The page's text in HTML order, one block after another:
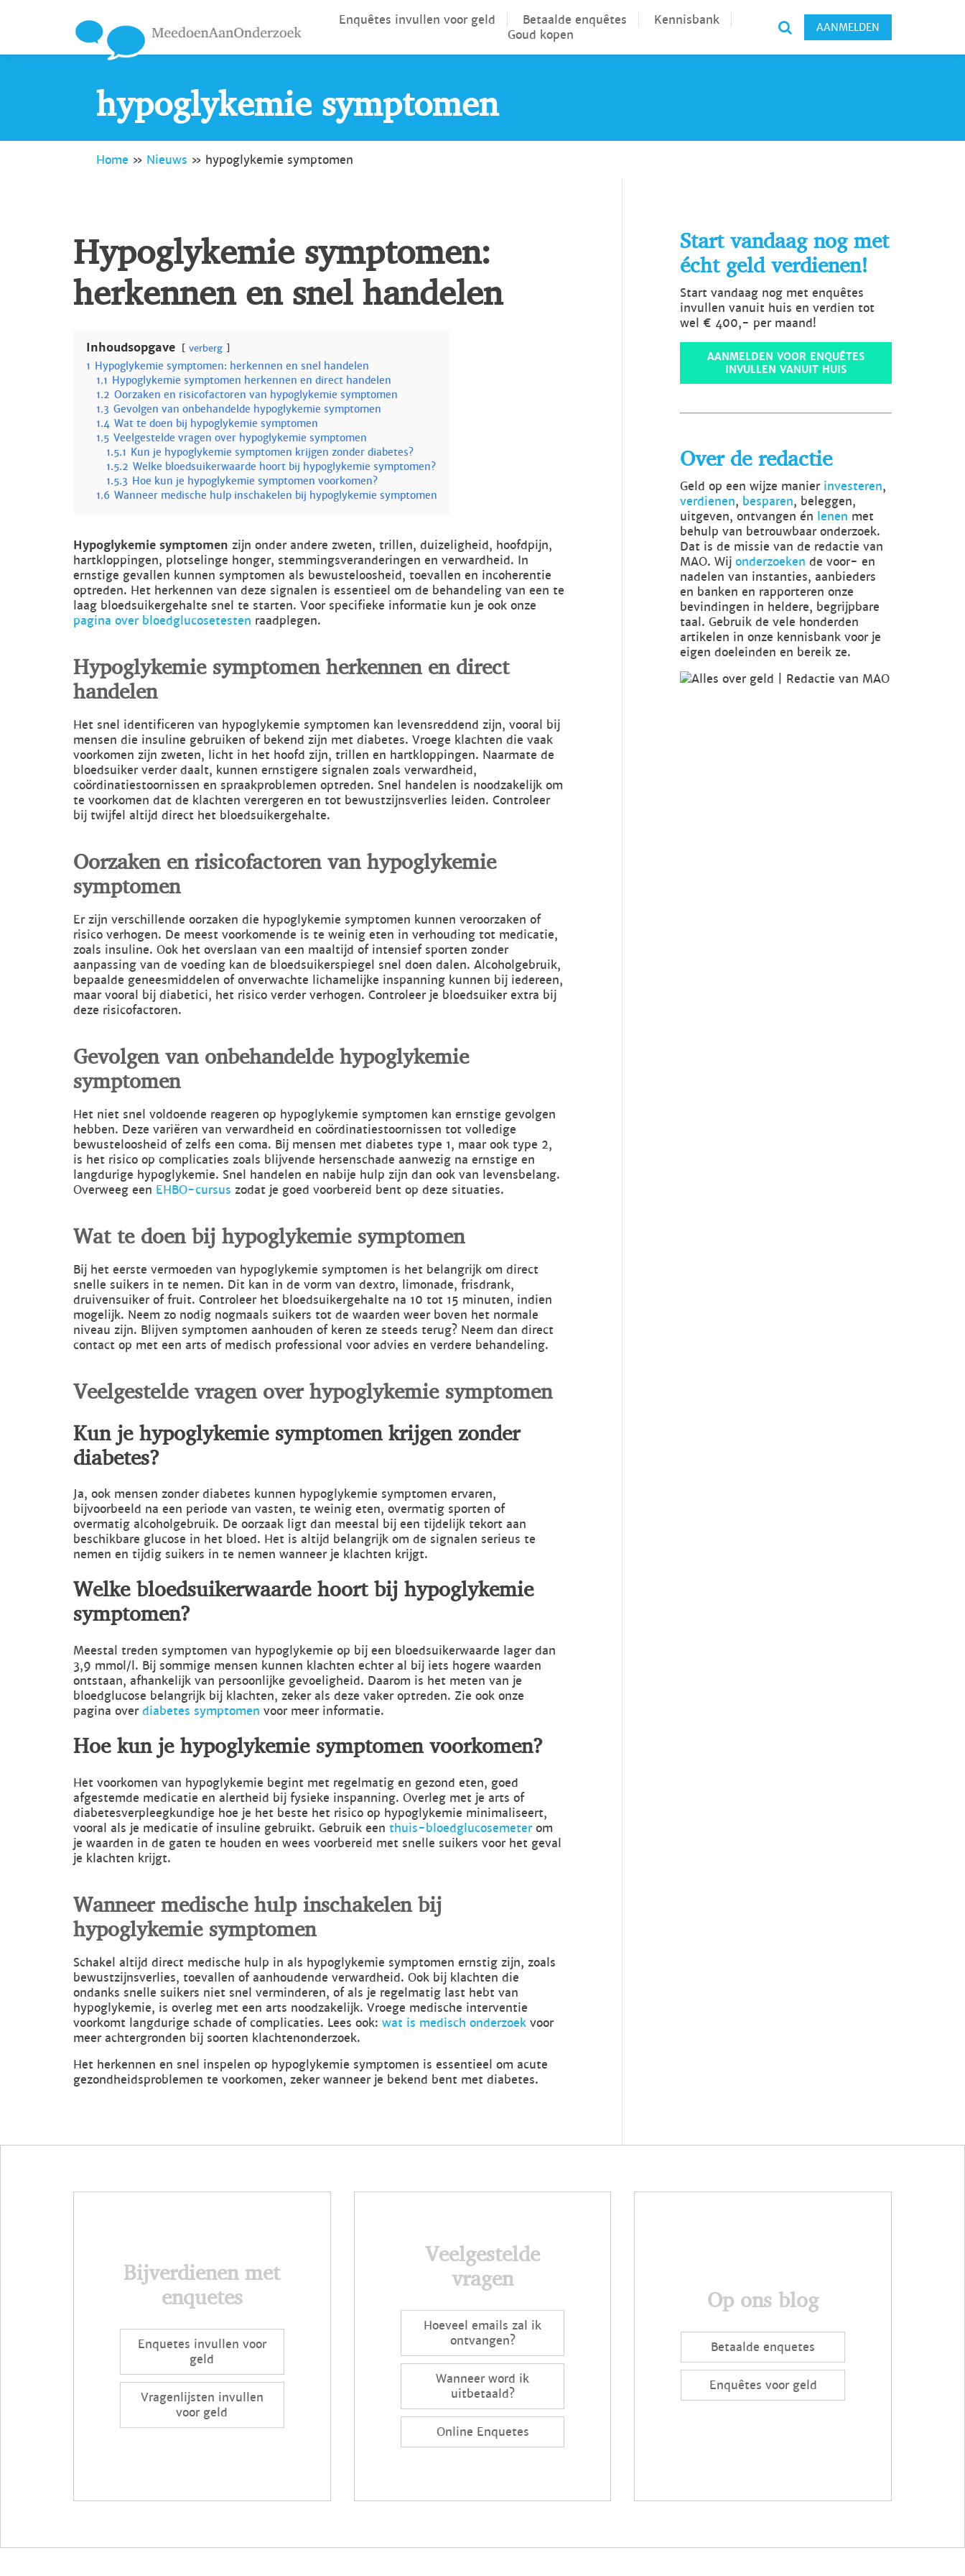
Enquêtes invullen voor geld Betaalde enquêtes
Kennisbank
Goud kopen
AANMELDEN
hypoglykemie symptomen
Home » Nieuws » hypoglykemie symptomen
Hypoglykemie symptomen:
herkennen en snel handelen
Inhoudsopgave verberg
1 Hypoglykemie symptomen: herkennen en snel handelen
1.1 Hypoglykemie symptomen herkennen en direct handelen
1.2 Oorzaken en risicofactoren van hypoglykemie symptomen
1.3 Gevolgen van onbehandelde hypoglykemie symptomen
1.4 Wat te doen bij hypoglykemie symptomen
1.5 Veelgestelde vragen over hypoglykemie symptomen
1.5.1 Kun je hypoglykemie symptomen krijgen zonder diabetes?
1.5.2 Welke bloedsuikerwaarde hoort bij hypoglykemie symptomen?
1.5.3 Hoe kun je hypoglykemie symptomen voorkomen?
1.6 Wanneer medische hulp inschakelen bij hypoglykemie symptomen
Hypoglykemie symptomen zijn onder andere zweten, trillen, duizeligheid, hoofdpijn,
hartkloppingen, plotselinge honger, stemmingsveranderingen en verwardheid. In
ernstige gevallen kunnen symptomen als bewusteloosheid, toevallen en incoherentie
optreden. Het herkennen van deze signalen is essentieel om de behandeling van een te
laag bloedsuikergehalte snel te starten. Voor specifieke informatie kun je ook onze
pagina over bloedglucosetesten raadplegen.
Hypoglykemie symptomen herkennen en direct
handelen
Het snel identificeren van hypoglykemie symptomen kan levensreddend zijn, vooral bij
mensen die insuline gebruiken of bekend zijn met diabetes. Vroege klachten die vaak
voorkomen zijn zweten, licht in het hoofd zijn, trillen en hartkloppingen. Naarmate de
bloedsuiker verder daalt, kunnen ernstigere signalen zoals verwardheid,
coördinatiestoornissen en spraakproblemen optreden. Snel handelen is noodzakelijk om
te voorkomen dat de klachten verergeren en tot bewustzijnsverlies leiden. Controleer
bij twijfel altijd direct het bloedsuikergehalte.
Oorzaken en risicofactoren van hypoglykemie
symptomen
Er zijn verschillende oorzaken die hypoglykemie symptomen kunnen veroorzaken of
risico verhogen. De meest voorkomende is te weinig eten in verhouding tot medicatie,
zoals insuline. Ook het overslaan van een maaltijd of intensief sporten zonder
aanpassing van de voeding kan de bloedsuikerspiegel snel doen dalen. Alcoholgebruik,
bepaalde geneesmiddelen of onverwachte lichamelijke inspanning kunnen bij iedereen,
maar vooral bij diabetici, het risico verder verhogen. Controleer je bloedsuiker extra bij
deze risicofactoren.
Gevolgen van onbehandelde hypoglykemie
symptomen
Het niet snel voldoende reageren op hypoglykemie symptomen kan ernstige gevolgen
hebben. Deze variëren van verwardheid en coördinatiestoornissen tot volledige
bewusteloosheid of zelfs een coma. Bij mensen met diabetes type 1, maar ook type 2,
is het risico op complicaties zoals blijvende hersenschade aanwezig na ernstige en
langdurige hypoglykemie. Snel handelen en nabije hulp zijn dan ook van levensbelang.
Overweeg een EHBO-cursus zodat je goed voorbereid bent op deze situaties.
Wat te doen bij hypoglykemie symptomen
Bij het eerste vermoeden van hypoglykemie symptomen is het belangrijk om direct
snelle suikers in te nemen. Dit kan in de vorm van dextro, limonade, frisdrank,
druivensuiker of fruit. Controleer het bloedsuikergehalte na 10 tot 15 minuten, indien
mogelijk. Neem zo nodig nogmaals suikers tot de waarden weer boven het normale
niveau zijn. Blijven symptomen aanhouden of keren ze steeds terug? Neem dan direct
contact op met een arts of medisch professional voor advies en verdere behandeling.
Veelgestelde vragen over hypoglykemie symptomen
Kun je hypoglykemie symptomen krijgen zonder
diabetes?
Ja, ook mensen zonder diabetes kunnen hypoglykemie symptomen ervaren,
bijvoorbeeld na een periode van vasten, te weinig eten, overmatig sporten of
overmatig alcoholgebruik. De oorzaak ligt dan meestal bij een tijdelijk tekort aan
beschikbare glucose in het bloed. Het is altijd belangrijk om de signalen serieus te
nemen en tijdig suikers in te nemen wanneer je klachten krijgt.
Welke bloedsuikerwaarde hoort bij hypoglykemie
symptomen?
Meestal treden symptomen van hypoglykemie op bij een bloedsuikerwaarde lager dan
3,9 mmol/l. Bij sommige mensen kunnen klachten echter al bij iets hogere waarden
ontstaan, afhankelijk van persoonlijke gevoeligheid. Daarom is het meten van je
bloedglucose belangrijk bij klachten, zeker als deze vaker optreden. Zie ook onze
pagina overdiabetes symptomen voor meer informatie.
Hoe kun je hypoglykemie symptomen voorkomen?
Het voorkomen van hypoglykemie begint met regelmatig en gezond eten, goed
afgestemde medicatie en alertheid bij fysieke inspanning. Overleg met je arts of
diabetesverpleegkundige hoe je het beste het risico op hypoglykemie minimaliseert,
vooral als je medicatie of insuline gebruikt. Gebruik een thuis-bloedglucosemeterom
je waarden in de gaten te houden en wees voorbereid met snelle suikers voor het geval
je klachten krijgt.
Wanneer medische hulp inschakelen bij
hypoglykemie symptomen
Schakel altijd direct medische hulp in als hypoglykemie symptomen ernstig zijn, zoals
bewustzijnsverlies, toevallen of aanhoudende verwardheid. Ook bij klachten die
ondanks snelle suikers niet snel verminderen, of als je regelmatig last hebt van
hypoglykemie, is overleg met een arts noodzakelijk. Vroege medische interventie
voorkomt langdurige schade of complicaties. Lees ook: wat is medisch onderzoek voor
meer achtergronden bij soorten klachtenonderzoek.
Het herkennen en snel inspelen op hypoglykemie symptomen is essentieel om acute
gezondheidsproblemen te voorkomen, zeker wanneer je bekend bent met diabetes.
Start vandaag nog met
écht geld verdienen!
Start vandaag nog met enquêtes
invullen vanuit huis en verdien tot
wel € 400,- per maand!
AANMELDEN VOOR ENQUÊTES
INVULLEN VANUIT HUIS
Over de redactie
Geld op een wijze manier investeren,
verdienen, besparen, beleggen,
uitgeven, ontvangen én lenen met
behulp van betrouwbaar onderzoek.
Dat is de missie van de redactie van
MAO. Wijonderzoeken de voor- en
nadelen van instanties, aanbieders
en banken en rapporteren onze
bevindingen in heldere, begrijpbare
taal. Gebruik de vele honderden
artikelen in onze kennisbank voor je
eigen doeleinden en bereik ze.
Bijverdienen met
enquetes
Enquetes invullen voor
geld
Vragenlijsten invullen
voor geld
Veelgestelde
vragen
Hoeveel emails zal ik
ontvangen?
Wanneer word ik
uitbetaald?
Online Enquetes
Op ons blog
Betaalde enquetes
Enquêtes voor geld